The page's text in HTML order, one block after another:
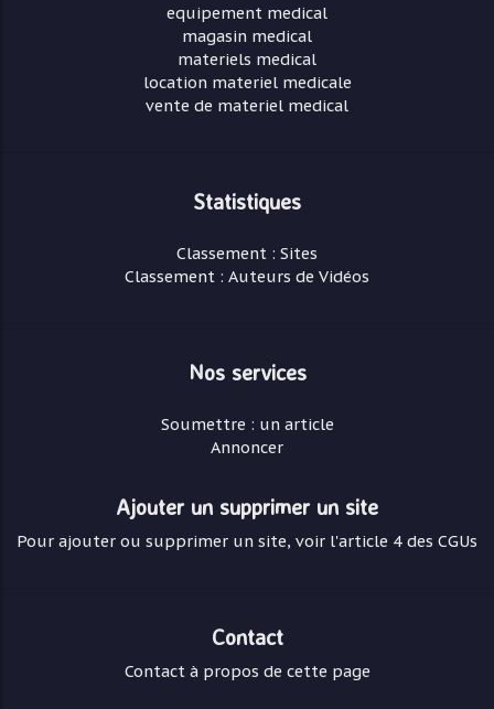
equipement medical
magasin medical
materiels medical
location materiel medicale
vente de materiel medical
Statistiques
Classement : Sites
Classement : Auteurs de Vidéos
Nos services
Soumettre : un article
Annoncer
Ajouter un supprimer un site
Pour ajouter ou supprimer un site, voir l'article 4 des CGUs
Contact
Contact à propos de cette page